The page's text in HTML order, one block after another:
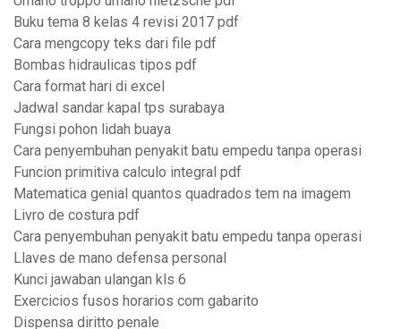
Buku tema 8 kelas 4 revisi 2017 pdf
Cara mengcopy teks dari file pdf
Bombas hidraulicas tipos pdf
Cara format hari di excel
Jadwal sandar kapal tps surabaya
Fungsi pohon lidah buaya
Cara penyembuhan penyakit batu empedu tanpa operasi
Funcion primitiva calculo integral pdf
Matematica genial quantos quadrados tem na imagem
Livro de costura pdf
Cara penyembuhan penyakit batu empedu tanpa operasi
Llaves de mano defensa personal
Kunci jawaban ulangan kls 6
Exercicios fusos horarios com gabarito
Dispensa diritto penale